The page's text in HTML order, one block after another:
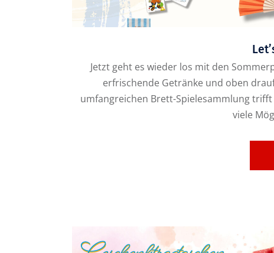
Jetzt geht es wieder los mit den
erfrischende Getränke und oben
umfangreichen Brett-Spielesammlung
viele